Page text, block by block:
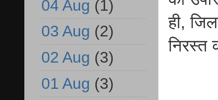
ही,
निरस्त
04 Aug (1)
03 Aug (2)
02 Aug (3)
01 Aug (3)